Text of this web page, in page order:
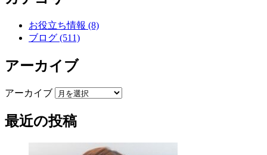
お役立ち情報 (8)
ブログ (511)
アーカイブ
アーカイブ
最近の投稿